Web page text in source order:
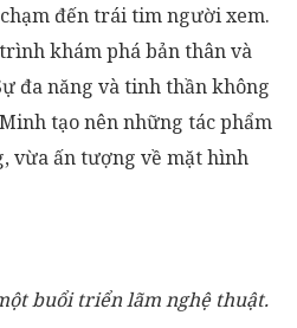
đến trái tim người xem.
khám phá bản thân và
đa năng và tinh thần không
tạo nên những tác phẩm
vừa ấn tượng về mặt hình
buổi triển lãm nghệ thuật.